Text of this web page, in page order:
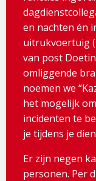
en nachten én
uitrukvoertuig
van post
omliggende
noemen we
het mogelijk
incidenten te
je tijdens je
Er zijn negen
personen. Per